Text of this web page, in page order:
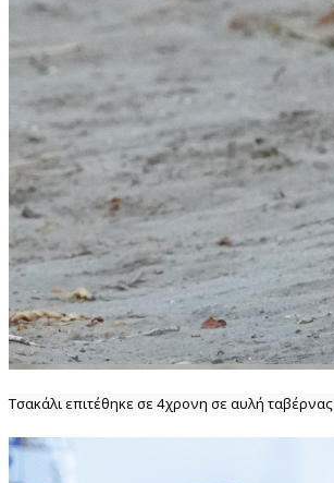
Τσακάλι επιτέθηκε σε 4χρονη σε αυλή ταβέρνας